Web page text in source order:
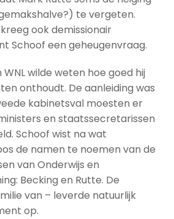
te vergeten.
ook demissionair
Schoof een geheugenvraag.
WNL wilde weten hoe goed hij
onthoudt. De aanleiding was
kabinetsval moesten er
en staatssecretarissen
Schoof wist na wat
de namen te noemen van de
van Onderwijs en
Becking en Rutte. De
van – leverde natuurlijk
op.